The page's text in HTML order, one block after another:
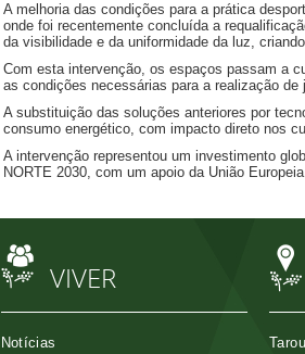
A melhoria das condições para a prática
onde foi recentemente concluída a
da visibilidade e da uniformidade da luz,
Com esta intervenção, os espaços passam a
as condições necessárias para a realização
A substituição das soluções anteriores por
consumo energético, com impacto direto nos
A intervenção representou um investimento
NORTE 2030, com um apoio da União
VIVER
Notícias